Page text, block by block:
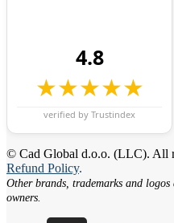
4.8
★★★★★
verified by Trustindex
© Cad Global d.o.o. (LLC). All
Refund Policy.
Other brands, trademarks and
owners.